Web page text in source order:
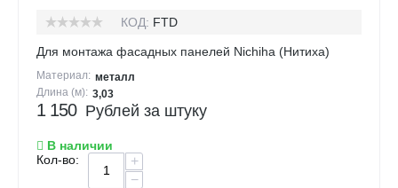
КОД: FTD
Для монтажа фасадных панелей Nichiha (Нитиха)
Материал: металл
Длина (м): 3,03
1 150 Рублей за штуку
В наличии
Кол-во:
+
−